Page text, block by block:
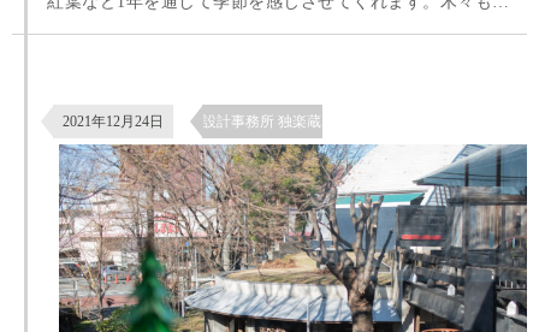
ろしていますが、アトリエの奥、カフェアマルフィの手前の
コナラは、さすがに人力だけでは無理そうです。
2021年12月24日 設計事務所 独楽蔵 有機な暮らし